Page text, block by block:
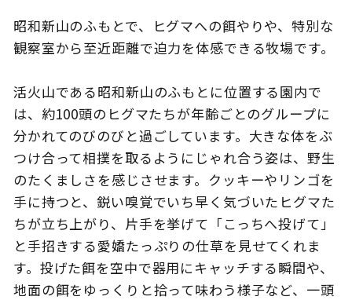
このサイトについて 観光資料
動画ライブラリー フォトライブラリー
お問い合わせ
Languages
昭和新山のふもとで、ヒグマへの餌やりや、特別な
観察室から至近距離で迫力を体感できる牧場です。
活火山である昭和新山のふもとに位置する園内で
は、約100頭のヒグマたちが年齢ごとのグループに
分かれてのびのびと過ごしています。大きな体をぶ
つけ合って相撲を取るようにじゃれ合う姿は、野生
のたくましさを感じさせます。クッキーやリンゴを
手に持つと、鋭い嗅覚でいち早く気づいたヒグマた
ちが立ち上がり、片手を挙げて「こっちへ投げて」
と手招きする愛嬌たっぷりの仕草を見せてくれま
す。投げた餌を空中で器用にキャッチする瞬間や、
地面の餌をゆっくりと拾って味わう様子など、一頭